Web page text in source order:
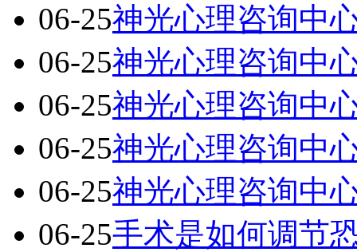
06-25神光心理咨询中
06-25神光心理咨询中
06-25神光心理咨询中
06-25神光心理咨询中
06-25神光心理咨询中
06-25手术是如何调节